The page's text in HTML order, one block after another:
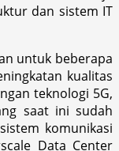
dan sistem IT
untuk beberapa
kualitas
teknologi 5G,
saat ini sudah
komunikasi
Data Center